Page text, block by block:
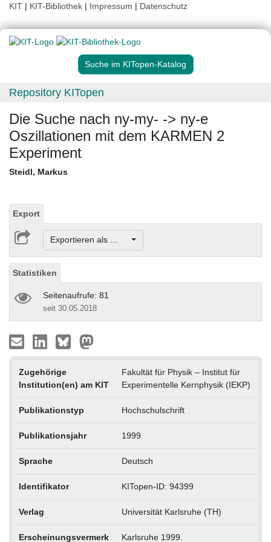
KIT | KIT-Bibliothek | Impressum | Datenschutz
Suche im KITopen-Katalog
Repository KITopen
Die Suche nach ny-my- -> ny-e
Oszillationen mit dem KARMEN 2
Experiment
Steidl, Markus
Export
Exportieren als ...
Statistiken
Seitenaufrufe: 81
seit 30.05.2018
Zugehörige
Institution(en) am KIT
Fakultät für Physik – Institut für
Experimentelle Kernphysik (IEKP)
Publikationstyp Hochschulschrift
Publikationsjahr 1999
Sprache Deutsch
Identifikator KITopen-ID: 94399
Verlag Universität Karlsruhe (TH)
Erscheinungsvermerk Karlsruhe 1999.